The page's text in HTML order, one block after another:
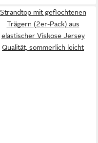
Strandtop mit geflochtenen
Trägern (2er-Pack) aus
elastischer Viskose Jersey
Qualität, sommerlich leicht